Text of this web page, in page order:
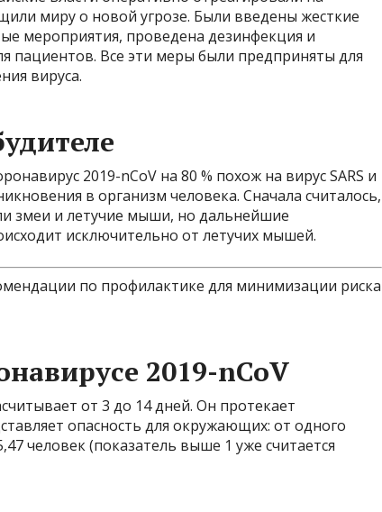
миру о новой угрозе. Были введены жесткие
мероприятия, проведена дезинфекция и
пациентов. Все эти меры были предприняты для
вируса.
2019-nCoV на 80 % похож на вирус SARS и
в организм человека. Сначала считалось,
змеи и летучие мыши, но дальнейшие
исключительно от летучих мышей.
по профилактике для минимизации риска
2019-nCoV
от 3 до 14 дней. Он протекает
опасность для окружающих: от одного
человек (показатель выше 1 уже считается